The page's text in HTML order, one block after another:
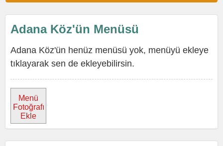
Adana Köz'ün Menüsü
Adana Köz'ün henüz menüsü yok, menüyü ekleye
tıklayarak sen de ekleyebilirsin.
Menü
Fotoğrafı
Ekle